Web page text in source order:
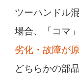
ツーハンドル
場合、「コマ
劣化・故障が
どちらかの部